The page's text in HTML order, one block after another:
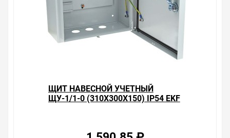
соотношение цены, качества и ассортимента.
Перечень товаров, которые мы продаем, насчитывает
десятки тысяч позиций. На сайте можно найти как
товары, пользующиеся повышенным спросом, так и
то, что в других магазинах купить сложно.
Ассортимент – это то, чему мы уделяем особое
190.64 ₽ может быть для Вас и ниже так как у нас
действуют хорошие скидки для оптовых покупателей.
ЩИТ НАВЕСНОЙ УЧЕТНЫЙ
ЩУ-1/1-0 (310Х300Х150) IP54 EKF